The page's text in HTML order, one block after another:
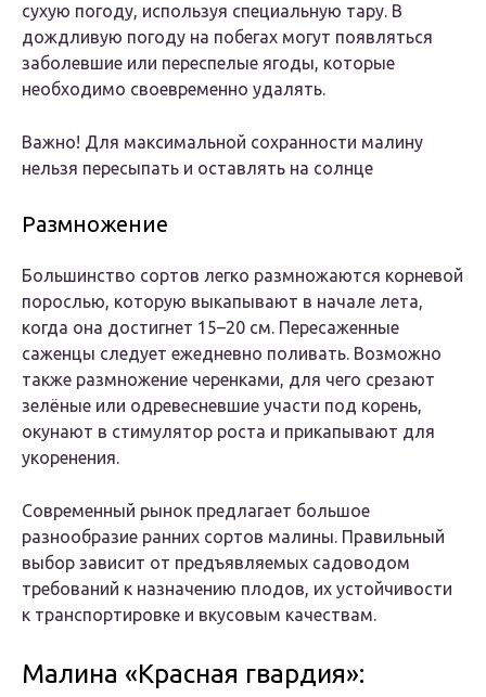
сухую погоду, используя специальную тару. В
дождливую погоду на побегах могут появляться
заболевшие или переспелые ягоды, которые
необходимо своевременно удалять.
Важно! Для максимальной сохранности малину
нельзя пересыпать и оставлять на солнце
Размножение
Большинство сортов легко размножаются корневой
порослью, которую выкапывают в начале лета,
когда она достигнет 15–20 см. Пересаженные
саженцы следует ежедневно поливать. Возможно
также размножение черенками, для чего срезают
зелёные или одревесневшие участи под корень,
окунают в стимулятор роста и прикапывают для
укоренения.
Современный рынок предлагает большое
разнообразие ранних сортов малины. Правильный
выбор зависит от предъявляемых садоводом
требований к назначению плодов, их устойчивости
к транспортировке и вкусовым качествам.
Малина «Красная гвардия»: